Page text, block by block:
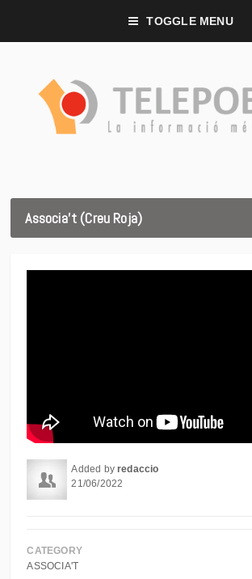
TOGGLE MENU
Associa’t (Creu Roja)
Added byredaccio
21/06/2022
CATEGORY
ASSOCIA'T